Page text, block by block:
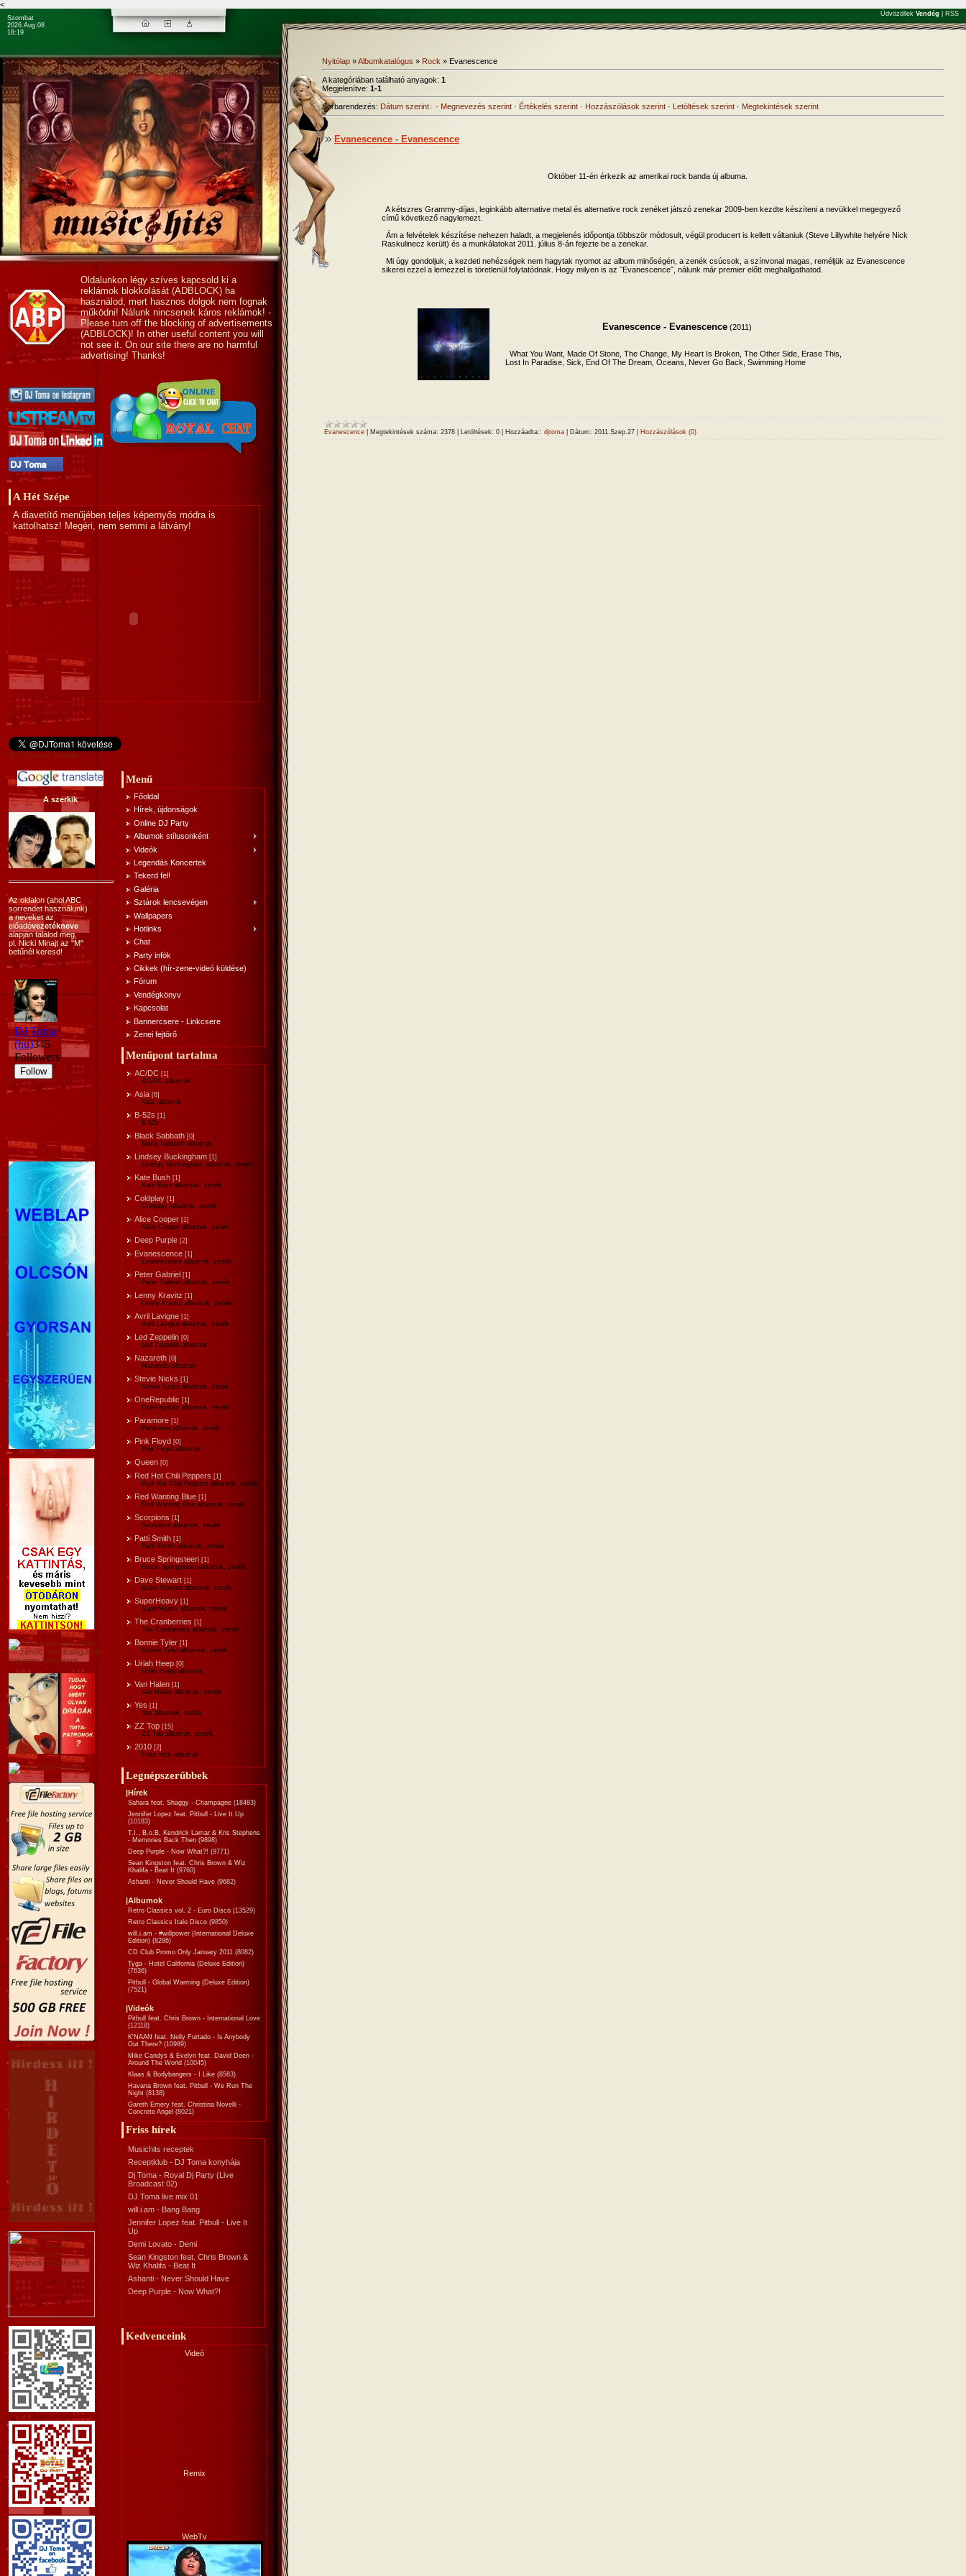
<
Szombat
2026.Aug.08
18:19
Üdvözöllek Vendég RSS
Oldalunkon légy szíves kapcsold ki a
reklámok blokkolását (ADBLOCK) ha
használod, mert hasznos dolgok nem fognak
működni! Nálunk nincsenek káros reklámok! -
Please turn off the blocking of advertisements
(ADBLOCK)! In other useful content you will
not see it. On our site there are no harmful
advertising! Thanks!
A Hét Szépe
A diavetítő menűjében teljes képernyős módra is
kattolhatsz! Megéri, nem semmi a látvány!
@DJToma1 Tweetjei
A szerkik
Az oldalon (ahol ABC
sorrendet használunk)
a neveket az
előadóvezetékneve
alapján találod meg,
pl. Nicki Minajt az "M"
betűnél keresd!
Menű
Főoldal
Hírek, újdonságok
Online DJ Party
Albumok stílusonként
Videók
Legendás Koncertek
Tekerd fel!
Galéria
Sztárok lencsevégen
Wallpapers
Hotlinks
Chat
Party infók
Cikkek (hír-zene-videó küldése)
Fórum
Vendégkönyv
Kapcsolat
Bannercsere - Linkcsere
Zenei fejtörő
Menűpont tartalma
AC/DC [1]
AC/DC albumok
Asia [6]
Asia albumok
B-52s [1]
B-52s
Black Sabbath [0]
Black Sabbath albumok
Lindsey Buckingham [1]
Lindsey Buckingham albumok, zenék
Kate Bush [1]
Kate Bush albumok, zenék
Coldplay [1]
Coldplay albumok, zenék
Alice Cooper [1]
Alice Cooper albumok, zenék
Deep Purple [2]
Evanescence [1]
Evanescence albumok, zenék
Peter Gabriel [1]
Peter Gabriel albumok, zenék
Lenny Kravitz [1]
Lenny Kravitz albumok, zenék
Avril Lavigne [1]
Avril Lavigne albumok, zenék
Led Zeppelin [0]
Led Zeppelin albumok
Nazareth [0]
Nazareth albumok
Stevie Nicks [1]
Stevie Nicks albumok, zenék
OneRepublic [1]
OneRepublic albumok, zenék
Paramore [1]
Paramore albumok, zenék
Pink Floyd [0]
Pink Floyd albumok
Queen [0]
Red Hot Chili Peppers [1]
Red Hot Chili Peppers albumok, zenék
Red Wanting Blue [1]
Red Wanting Blue albumok, zenék
Scorpions [1]
Scorpions albumok, zenék
Patti Smith [1]
Patti Smith albumok, zenék
Bruce Springsteen [1]
Bruce Springsteen albumok, zenék
Dave Stewart [1]
Dave Stewart albumok, zenék
SuperHeavy [1]
SuperHeavy albumok, zenék
The Cranberries [1]
The Cranberries albumok, zenék
Bonnie Tyler [1]
Bonnie Tyler albumok, zenék
Uriah Heep [0]
Uriah Heep albumok
Van Halen [1]
Van Halen albumok, zenék
Yes [1]
Yes albumok, zenék
ZZ Top [15]
ZZ Top albumok, zenék
2010 [2]
Friss rock albumok
Legnépszerűbbek
|Hírek
Sahara feat. Shaggy - Champagne (18483)
Jennifer Lopez feat. Pitbull - Live It Up
(10183)
T.I., B.o.B, Kendrick Lamar & Kris Stephens
- Memories Back Then (9898)
Deep Purple - Now What?! (9771)
Sean Kingston feat. Chris Brown & Wiz
Khalifa - Beat It (9760)
Ashanti - Never Should Have (9682)
|Albumok
Retro Classics vol. 2 - Euro Disco (13529)
Retro Classics Italo Disco (9850)
will.i.am - #willpower (International Deluxe
Edition) (8286)
CD Club Promo Only January 2011 (8082)
Tyga - Hotel California (Deluxe Edition)
(7636)
Pitbull - Global Warming (Deluxe Edition)
(7521)
|Videók
Pitbull feat. Chris Brown - International Love
(12118)
K'NAAN feat. Nelly Furtado - Is Anybody
Out There? (10989)
Mike Candys & Evelyn feat. David Deen -
Around The World (10045)
Klaas & Bodybangers - I Like (8583)
Havana Brown feat. Pitbull - We Run The
Night (8138)
Gareth Emery feat. Christina Novelli -
Concrete Angel (8021)
Friss hírek
Musichits receptek
Receptklub - DJ Toma konyhája
Dj Toma - Royal Dj Party (Live
Broadcast 02)
DJ Toma live mix 01
will.i.am - Bang Bang
Jennifer Lopez feat. Pitbull - Live It
Up
Demi Lovato - Demi
Sean Kingston feat. Chris Brown &
Wiz Khalifa - Beat It
Ashanti - Never Should Have
Deep Purple - Now What?!
Kedvenceink
Videó
Remix
WebTv
Nyitólap »Albumkatalógus » Rock » Evanescence
A kategóriában található anyagok: 1
Megjelenítve: 1-1
Sorbarendezés: Dátum szerint · Megnevezés szerint · Értékelés szerint · Hozzászólások szerint · Letöltések szerint · Megtekintések szerint
Evanescence - Evanescence
Október 11-én érkezik az amerikai rock banda új albuma.
A kétszres Grammy-díjas, leginkább alternative metal és alternative rock zenéket játszó zenekar 2009-ben kezdte készíteni a nevükkel megegyező
című következő nagylemezt.
Ám a felvételek készítése nehezen haladt, a megjelenés időpontja többször módosult, végül producert is kellett váltaniuk (Steve Lillywhite helyére Nick
Raskulinecz került) és a munkálatokat 2011. július 8-án fejezte be a zenekar.
Mi úgy gondoljuk, a kezdeti nehézségek nem hagytak nyomot az album minőségén, a zenék csúcsok, a színvonal magas, reméljük az Evanescence
sikerei ezzel a lemezzel is töretlenül folytatódnak. Hogy milyen is az ˝Evanescence˝, nálunk már premier előtt meghallgathatod.
Evanescence - Evanescence (2011)
What You Want, Made Of Stone, The Change, My Heart Is Broken, The Other Side, Erase This,
Lost In Paradise, Sick, End Of The Dream, Oceans, Never Go Back, Swimming Home
Evanescence Megtekintések száma: 2378 Letöltések: 0 Hozzáadta:: djtoma Dátum: 2011.Szep.27 Hozzászólások (0)